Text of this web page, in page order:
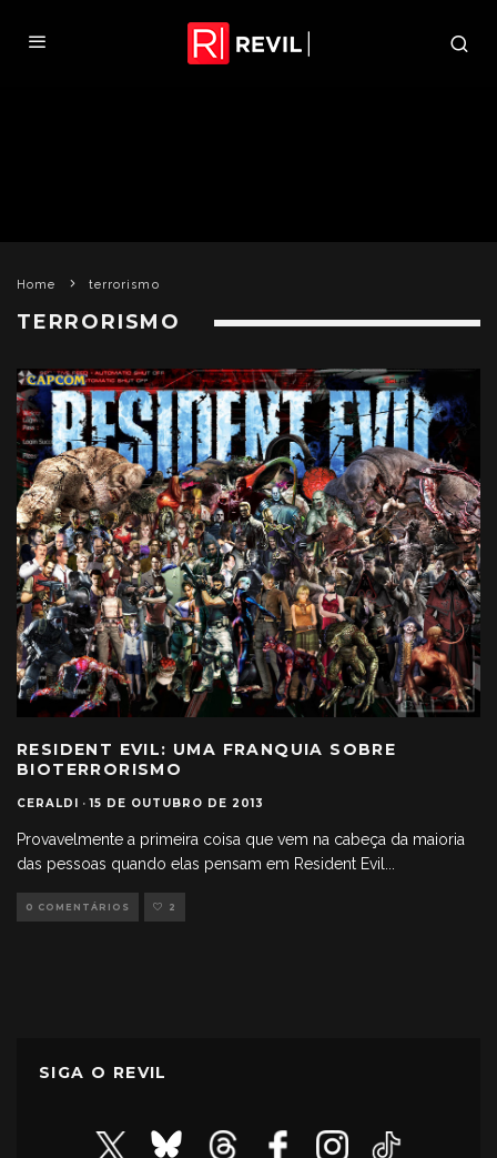
Home terrorismo
TERRORISMO
RESIDENT EVIL: UMA FRANQUIA SOBRE
BIOTERRORISMO
CERALDI · 15 DE OUTUBRO DE 2013
Provavelmente a primeira coisa que vem na cabeça da maioria
das pessoas quando elas pensam em Resident Evil
0 COMENTÁRIOS 2
SIGA O REVIL